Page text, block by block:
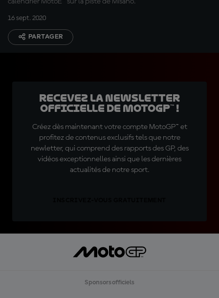
16 sept. 2020
PARTAGER
Recevez la Newsletter
officielle de MotoGP™ !
Créez dès maintenant votre compte MotoGP™ et
profitez de contenus exclusifs tels que notre
newletter, qui comprend des rapports des GP, des
vidéos exceptionnelles ainsi que les dernières
actualités de notre sport.
Sponsors officiels